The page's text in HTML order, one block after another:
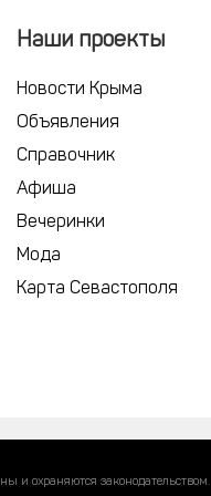
Наши проекты
Новости Крыма
Объявления
Справочник
Афиша
Вечеринки
Мода
Карта Севастополя
и охраняются законодательством.